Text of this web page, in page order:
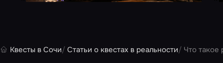
Квесты в Сочи Статьи о квестах в реальности Что такое